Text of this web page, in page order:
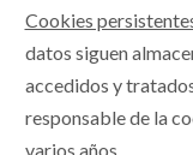
Cookies
datos siguen
accedidos y
responsable de la
varios años.